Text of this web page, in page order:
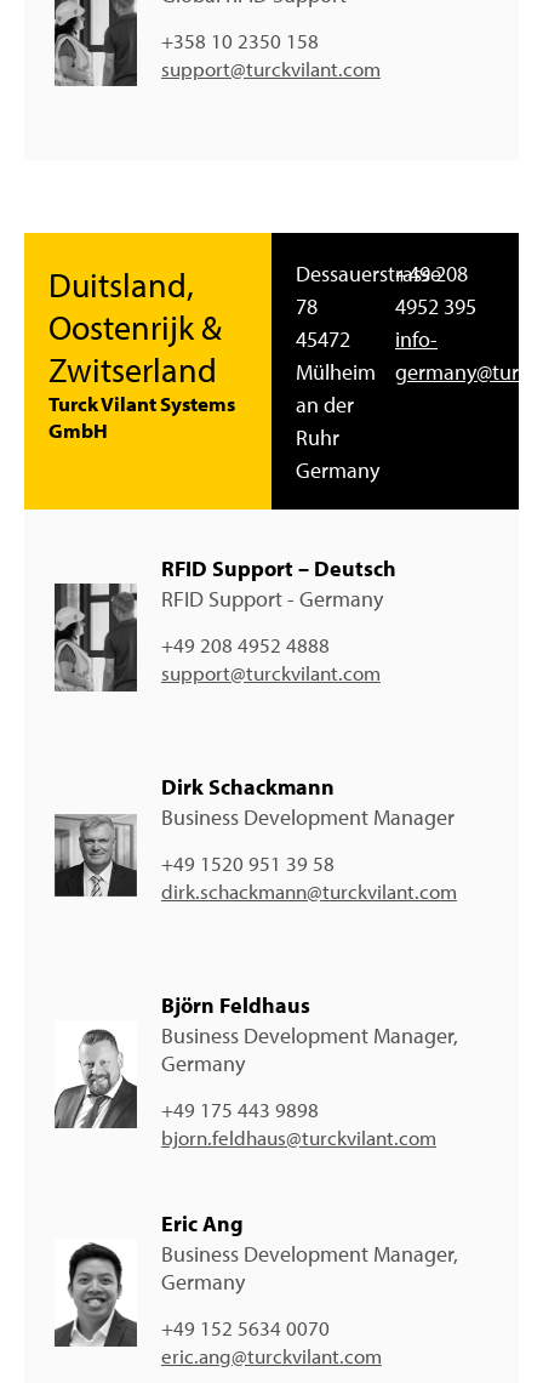
+358 10 2350 158
support@turckvilant.com
Duitsland,
Oostenrijk &
Zwitserland
Turck Vilant Systems
GmbH
Dessauerstrasse
78
45472
Mülheim
an der
Ruhr
Germany
+49 208
4952 395
info-
RFID Support – Deutsch
RFID Support - Germany
+49 208 4952 4888
support@turckvilant.com
Dirk Schackmann
Business Development Manager
+49 1520 951 39 58
dirk.schackmann@turckvilant.com
Björn Feldhaus
Business Development Manager,
Germany
+49 175 443 9898
bjorn.feldhaus@turckvilant.com
Eric Ang
Business Development Manager,
Germany
+49 152 5634 0070
eric.ang@turckvilant.com